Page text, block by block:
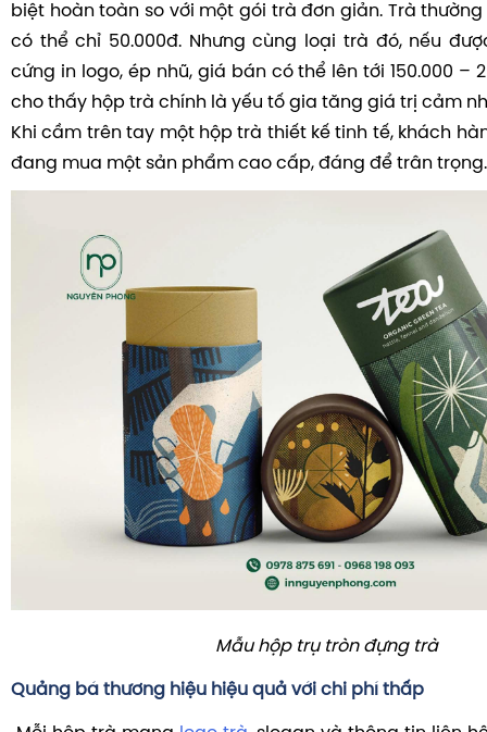
biệt hoàn toàn so với một gói trà đơn giản. Trà
có thể chỉ 50.000đ. Nhưng cùng loại trà đó, nếu
cứng in logo, ép nhũ, giá bán có thể lên tới 150.000 –
cho thấy hộp trà chính là yếu tố gia tăng giá trị cảm
Khi cầm trên tay một hộp trà thiết kế tinh tế, khách
đang mua một sản phẩm cao cấp, đáng để trân trọng.
Mẫu hộp trụ tròn đựng trà
Quảng bá thương hiệu hiệu quả với chi phí thấp